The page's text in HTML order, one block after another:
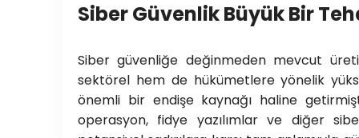
Siber Güvenlik Büyük Bir
Siber güvenliğe değinmeden mevcut
sektörel hem de hükümetlere yönelik
önemli bir endişe kaynağı haline
operasyon, fidye yazılımlar ve diğer